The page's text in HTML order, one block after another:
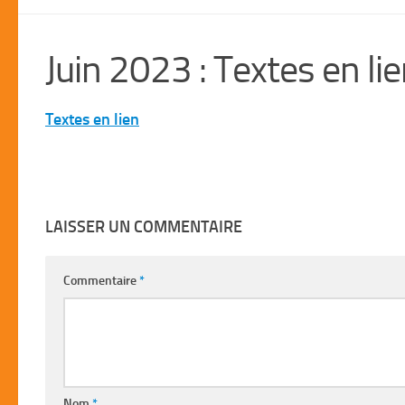
Juin 2023 : Textes en
Textes en lien
LAISSER UN COMMENTAIRE
Commentaire*